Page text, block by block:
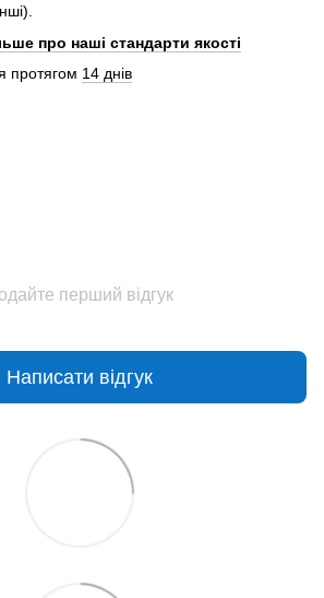
про наші стандарти якості
протягом 14 днів
перший відгук
Написати відгук